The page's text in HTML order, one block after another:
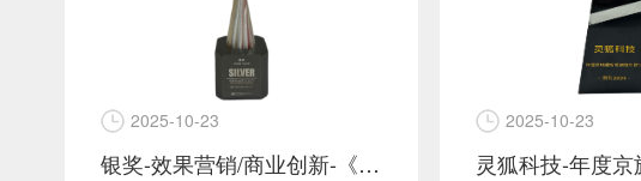
2025-10-23
银奖-效果营销/商业创新-《安慕希地域美食节》夜经济下最贴近消费者的新场景直播.
2025-10-23